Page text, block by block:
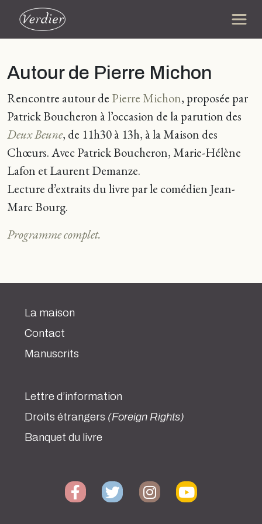
Autour de Pierre Michon
Rencontre autour de Pierre Michon, proposée par
Patrick Boucheron à l’occasion de la parution des
Deux Beune, de 11h30 à 13h, à la Maison des
Chœurs. Avec Patrick Boucheron, Marie-Hélène
Lafon et Laurent Demanze.
Lecture d’extraits du livre par le comédien Jean-
Marc Bourg.
Programme complet.
La maison
Contact
Manuscrits
Lettre d’information
Droits étrangers (Foreign Rights)
Banquet du livre